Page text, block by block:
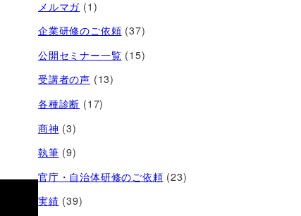
メルマガ (1)
企業研修のご依頼 (37)
公開セミナー一覧 (15)
受講者の声 (13)
各種診断 (17)
商神 (3)
執筆 (9)
官庁・自治体研修のご依頼 (23)
実績 (39)